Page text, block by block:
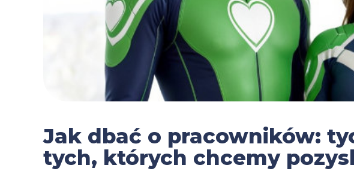
Jak dbać o pracowników:
tych, których chcemy